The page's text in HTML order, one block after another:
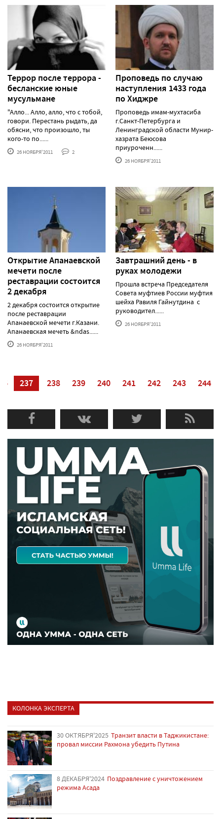
Террор после террора -
бесланские юные
мусульмане
"Алло... Алло, алло, что с тобой,
говори. Перестань рыдать, да
обясни, что произошло, ты
кого-то по......
26 НОЯБРЯ'2011 2
Проповедь по случаю
наступления 1433 года
по Хиджре
Проповедь имам-мухтасиба
г.Санкт-Петербурга и
Ленинградской области Мунир-
хазрата Беюсова
приуроченн......
26 НОЯБРЯ'2011
Открытие Апанаевской
мечети после
реставрации состоится
2 декабря
2 декабря состоится открытие
после реставрации
Апанаевской мечети г.Казани.
Апанаевская мечеть &ndas......
26 НОЯБРЯ'2011
Завтрашний день - в
руках молодежи
Прошла встреча Председателя
Совета муфтиев России муфтия
шейха Равиля Гайнутдина с
руководител......
26 НОЯБРЯ'2011
237 238 239 240 241 242 243 244
КОЛОНКА ЭКСПЕРТА
30 ОКТЯБРЯ'2025 Транзит власти в Таджикистане:
провал миссии Рахмона убедить Путина
8 ДЕКАБРЯ'2024 Поздравление с уничтожением
режима Асада